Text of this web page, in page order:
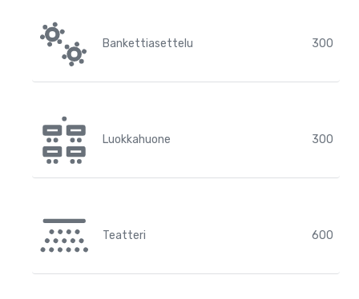
Bankettiasettelu 300
Luokkahuone 300
Teatteri 600